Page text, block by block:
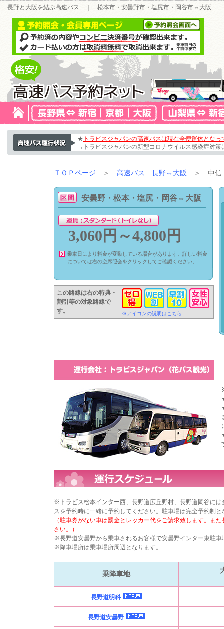
長野と大阪を結ぶ高速バス ｜ 松本市・安曇野市・塩尻市・岡谷市⇔大阪
★ トラビスジャパンの高速バスは現在全便運休となっ
→トラビスジャパンの新型コロナウイルス感染症対策
ＴＯＰページ ＞ 高速バス 長野⇔大阪 ＞ 中信
安曇野・松本・塩尻・岡谷⇔大阪
3,060円～4,800円
乗車日により料金が変動している場合があります。詳しい料金
については右の空席照会をクリックしてご確認ください。
この路線は右の特典・
割引等の対象路線で
す。
※アイコンの説明はこちら
※トラビス松本インター西、長野道広丘野村、長野道岡谷に
スを予約時に一緒に予約してください。駐車場は完全予約制
（駐車券がない車は罰金とレッカー代をご請求致します。また
さい。）
※長野道安曇野から乗車されるお客様で安曇野インター東
※降車場所は乗車場所周辺となります。
乗降車地
長野道明科
長野道安曇野